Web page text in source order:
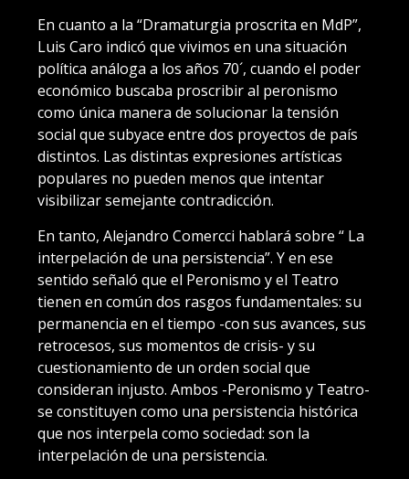
En cuanto a la “Dramaturgia proscrita en MdP”,
Luis Caro indicó que vivimos en una situación
política análoga a los años 70´, cuando el poder
económico buscaba proscribir al peronismo
como única manera de solucionar la tensión
social que subyace entre dos proyectos de país
distintos. Las distintas expresiones artísticas
populares no pueden menos que intentar
visibilizar semejante contradicción.
En tanto, Alejandro Comercci hablará sobre “ La
interpelación de una persistencia”. Y en ese
sentido señaló que el Peronismo y el Teatro
tienen en común dos rasgos fundamentales: su
permanencia en el tiempo -con sus avances, sus
retrocesos, sus momentos de crisis- y su
cuestionamiento de un orden social que
consideran injusto. Ambos -Peronismo y Teatro-
se constituyen como una persistencia histórica
que nos interpela como sociedad: son la
interpelación de una persistencia.